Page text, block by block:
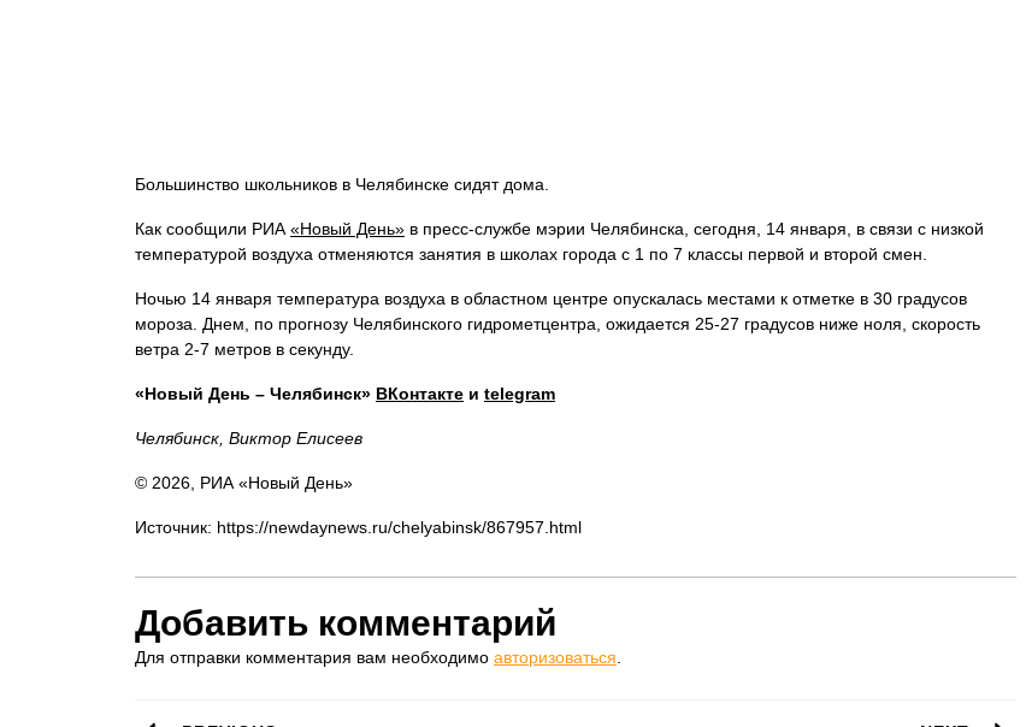
Большинство школьников в Челябинске сидят дома.
Как сообщили РИА«Новый День» в пресс-службе мэрии Челябинска, сегодня, 14 января, в связи с низкой
температурой воздуха отменяются занятия в школах города с 1 по 7 классы первой и второй смен.
Ночью 14 января температура воздуха в областном центре опускалась местами к отметке в 30 градусов
мороза. Днем, по прогнозу Челябинского гидрометцентра, ожидается 25-27 градусов ниже ноля, скорость
ветра 2-7 метров в секунду.
«Новый День – Челябинск» ВКонтакте и telegram
Челябинск, Виктор Елисеев
© 2026, РИА «Новый День»
Источник: https://newdaynews.ru/chelyabinsk/867957.html
Добавить комментарий
Для отправки комментария вам необходимо авторизоваться.
Навигация